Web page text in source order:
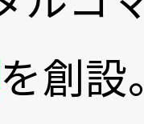
ィン
を創設